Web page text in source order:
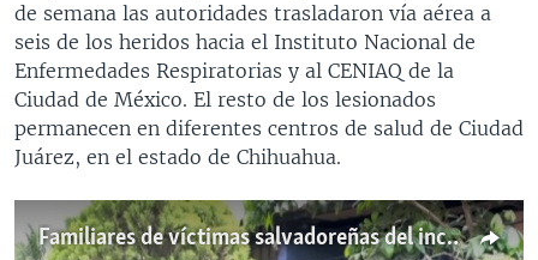
de semana las autoridades trasladaron vía aérea a
seis de los heridos hacia el Instituto Nacional de
Enfermedades Respiratorias y al CENIAQ de la
Ciudad de México. El resto de los lesionados
permanecen en diferentes centros de salud de Ciudad
Juárez, en el estado de Chihuahua.
Familiares de víctimas salvadoreñas del incendio en Ciudad Juárez piden justicia